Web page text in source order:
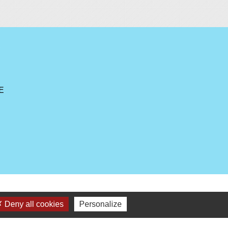
Plan du site - Gestion des cookies
Deny all cookies Personalize